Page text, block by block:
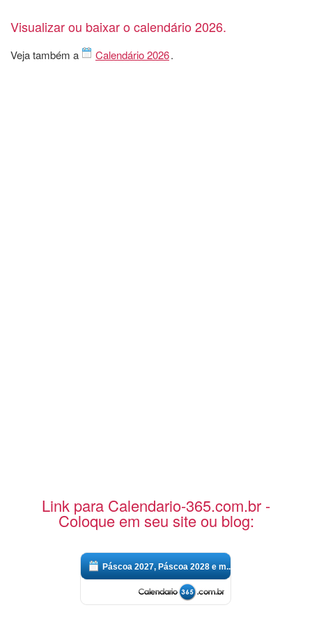
Visualizar ou baixar o calendário 2026.
Veja também a Calendário 2026.
Link para Calendario-365.com.br -
Coloque em seu site ou blog:
Páscoa 2027, Páscoa 2028 e m...